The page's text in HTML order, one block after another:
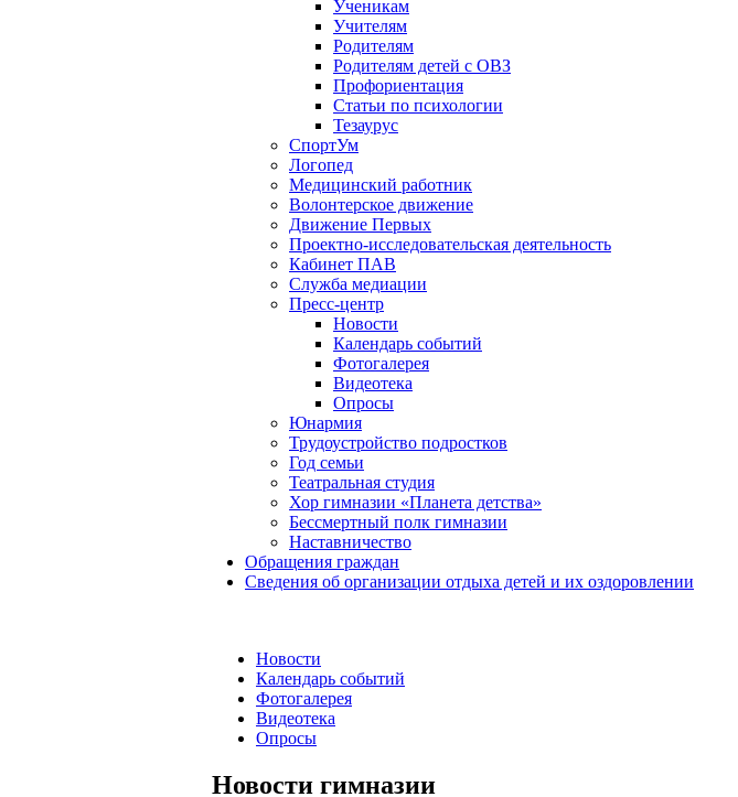
Ученикам
Учителям
Родителям
Родителям детей с ОВЗ
Профориентация
Статьи по психологии
Тезаурус
СпортУм
Логопед
Медицинский работник
Волонтерское движение
Движение Первых
Проектно-исследовательская деятельность
Кабинет ПАВ
Служба медиации
Пресс-центр
Новости
Календарь событий
Фотогалерея
Видеотека
Опросы
Юнармия
Трудоустройство подростков
Год семьи
Театральная студия
Хор гимназии «Планета детства»
Бессмертный полк гимназии
Наставничество
Обращения граждан
Сведения об организации отдыха детей и их оздоровлении
Новости
Календарь событий
Фотогалерея
Видеотека
Опросы
Новости гимназии